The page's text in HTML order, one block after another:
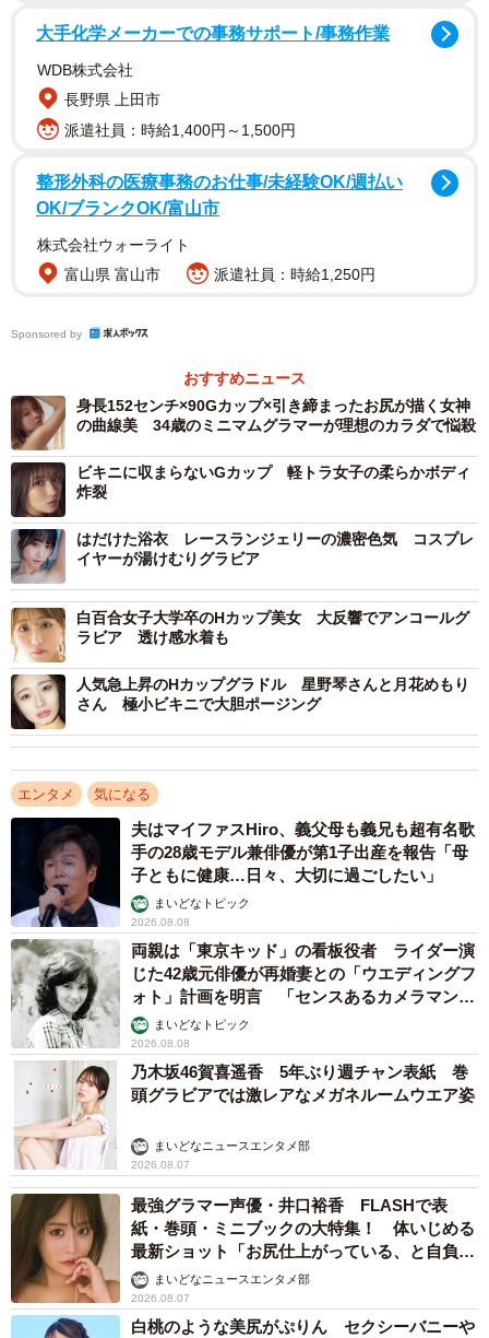
B94（H）W61H85 アパレル店員を経て、2019年レースク
イーンとして活動開始。1st DVD『ちよのこと』（竹書房）
が大ヒットし、レースクイーン卒業後はグラビアアイドル
として活躍中。FLASHデジタル写真集「天野ちよ 見てみ
情報は公式X（@el_mundo_mar）、公式
Instagram（@el_mundo_mar_sol_nail）
大手化学メーカーでの事務サポート/事務作業
WDB株式会社
長野県 上田市
派遣社員：時給1,400円～1,500円
整形外科の医療事務のお仕事/未経験OK/週払い
OK/ブランクOK/富山市
株式会社ウォーライト
富山県 富山市
派遣社員：時給1,250円
Sponsored by
おすすめニュース
身長152センチ×90Gカップ×引き締まったお尻が描く女神
の曲線美 34歳のミニマムグラマーが理想のカラダで悩殺
ビキニに収まらないGカップ 軽トラ女子の柔らかボディ
炸裂
はだけた浴衣 レースランジェリーの濃密色気 コスプレ
イヤーが湯けむりグラビア
白百合女子大学卒のHカップ美女 大反響でアンコールグ
ラビア 透け感水着も
人気急上昇のHカップグラドル 星野琴さんと月花めもり
さん 極小ビキニで大胆ポージング
エンタメ 気になる
夫はマイファスHiro、義父母も義兄も超有名歌
手の28歳モデル兼俳優が第1子出産を報告「母
子ともに健康…日々、大切に過ごしたい」
まいどなトピック
2026.08.08
両親は「東京キッド」の看板役者 ライダー演
じた42歳元俳優が再婚妻との「ウエディングフ
ォト」計画を明言 「センスあるカメラマン求
む」まいどなトピック
2026.08.08
乃木坂46賀喜遥香 5年ぶり週チャン表紙 巻
頭グラビアでは激レアなメガネルームウエア姿
まいどなニュースエンタメ部
2026.08.07
最強グラマー声優・井口裕香 FLASHで表
紙・巻頭・ミニブックの大特集！ 体いじめる
最新ショット「お尻仕上がっている、と自負し
ています」「いくつになっても理想の身体でい
たい」
まいどなニュースエンタメ部
2026.08.07
白桃のような美尻がぷりん セクシーバニーや